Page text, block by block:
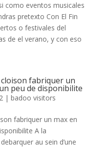
como eventos musicales
pretexto Con El Fin
o festivales del
de el verano, y con eso
fabriquer un
peu de disponibilite
| badoo visitors
fabriquer un max en
A la
au sein d’une